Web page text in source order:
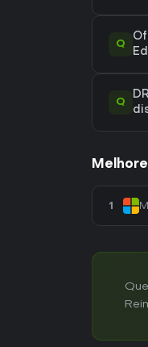
Q
Q
1